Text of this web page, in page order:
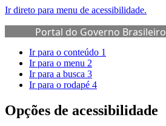
Ir direto para menu de acessibilidade.
Portal do Governo Brasileiro
Ir para o conteúdo 1
Ir para o menu 2
Ir para a busca 3
Ir para o rodapé 4
Opções de acessibilidade